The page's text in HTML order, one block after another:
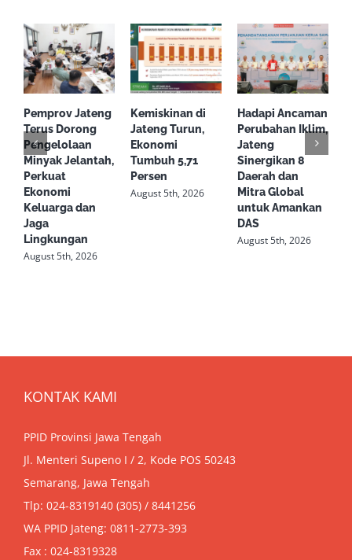
Pemprov Jateng
Terus Dorong
Pengelolaan
Minyak Jelantah,
Perkuat
Ekonomi
Keluarga dan
Jaga
Lingkungan
August 5th, 2026
Kemiskinan di
Jateng Turun,
Ekonomi
Tumbuh 5,71
Persen
August 5th, 2026
Hadapi Ancaman
Perubahan Iklim,
Jateng
Sinergikan 8
Daerah dan
Mitra Global
untuk Amankan
DAS
August 5th, 2026
KONTAK KAMI
PPID Provinsi Jawa Tengah
Jl. Menteri Supeno I / 2, Kode POS 50243
Semarang, Jawa Tengah
Tlp: 024-8319140 (305) / 8441256
WA PPID Jateng: 0811-2773-393
Fax : 024-8319328